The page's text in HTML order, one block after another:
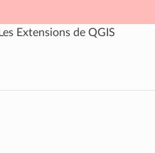
Les Extensions de QGIS